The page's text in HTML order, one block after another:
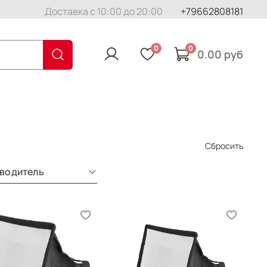
Доставка с 10:00 до 20:00 +79662808181
0 0 0.00 руб
Сбросить